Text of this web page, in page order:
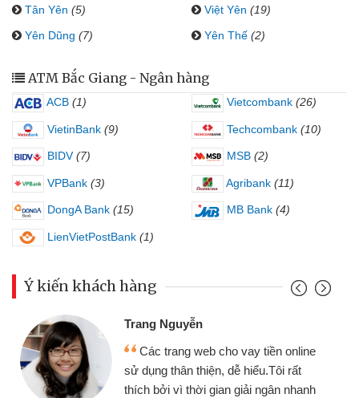
Tân Yên (5) Việt Yên (19)
Yên Dũng (7) Yên Thế (2)
ATM Bắc Giang - Ngân hàng
ACB (1) Vietcombank (26)
VietinBank (9) Techcombank (10)
BIDV (7) MSB (2)
VPBank (3) Agribank (11)
DongA Bank (15) MB Bank (4)
LienVietPostBank (1)
Ý kiến khách hàng
Trang Nguyễn
Các trang web cho vay tiền online
sử dụng thân thiện, dễ hiểu.Tôi rất
thích bởi vì thời gian giải ngân nhanh